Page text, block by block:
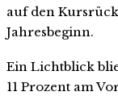
auf den
Jahresbeginn.
Ein Lichtblick
11 Prozent am